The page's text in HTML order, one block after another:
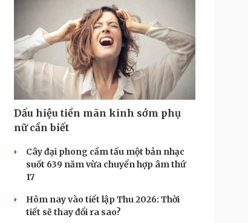
Dấu hiệu tiền mãn kinh sớm phụ
nữ cần biết
Cây đại phong cầm tấu một bản nhạc
suốt 639 năm vừa chuyển hợp âm thứ
17
Hôm nay vào tiết lập Thu 2026: Thời
tiết sẽ thay đổi ra sao?